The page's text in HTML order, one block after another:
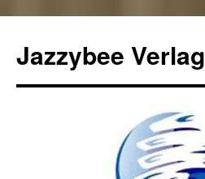
Jazzybee Verlag